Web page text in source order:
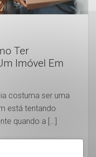
Ter
Imóvel Em
costuma ser uma
está tentando
quando a […]